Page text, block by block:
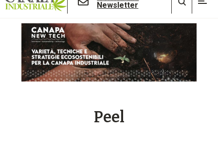
Newsletter
Peel